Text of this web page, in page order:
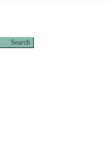
Search